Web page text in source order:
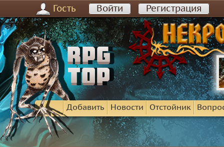
Гость Войти Регистрация
Добавить Новости Отстойник